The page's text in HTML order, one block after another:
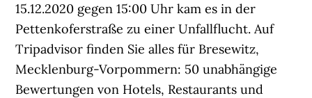
15.12.2020 gegen 15:00 Uhr kam es in der
Pettenkoferstraße zu einer Unfallflucht. Auf
Tripadvisor finden Sie alles für Bresewitz,
Mecklenburg-Vorpommern: 50 unabhängige
Bewertungen von Hotels, Restaurants und